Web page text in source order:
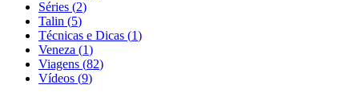
Séries (2)
Talin (5)
Técnicas e Dicas (1)
Veneza (1)
Viagens (82)
Vídeos (9)